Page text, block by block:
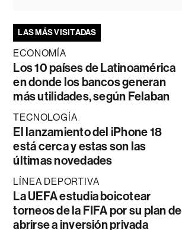
LAS MÁS VISITADAS
ECONOMÍA
Los 10 países de Latinoamérica
en donde los bancos generan
más utilidades, según Felaban
TECNOLOGÍA
El lanzamiento del iPhone 18
está cerca y estas son las
últimas novedades
LÍNEA DEPORTIVA
La UEFA estudia boicotear
torneos de la FIFA por su plan de
abrirse a inversión privada